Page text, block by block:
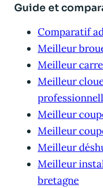
Guide et
Comparatif
Meilleur
Meilleur
Meilleur
Meilleur
Meilleur
Meilleur
Meilleur
bretagne